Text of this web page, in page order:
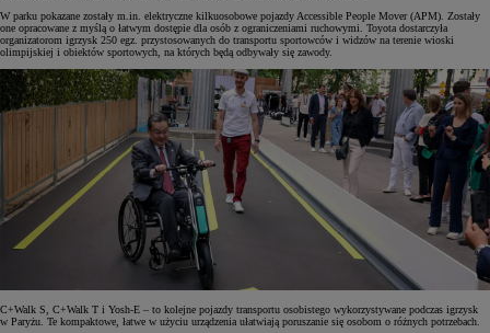
W parku pokazane zostały m.in. elektryczne kilkuosobowe pojazdy Accessible People Mover (APM). Zostały
one opracowane z myślą o łatwym dostępie dla osób z ograniczeniami ruchowymi. Toyota dostarczyła
organizatorom igrzysk 250 egz. przystosowanych do transportu sportowców i widzów na terenie wioski
olimpijskiej i obiektów sportowych, na których będą odbywały się zawody.
C+Walk S, C+Walk T i Yosh-E – to kolejne pojazdy transportu osobistego wykorzystywane podczas igrzysk
w Paryżu. Te kompaktowe, łatwe w użyciu urządzenia ułatwiają poruszanie się osobom o różnych potrzebach.